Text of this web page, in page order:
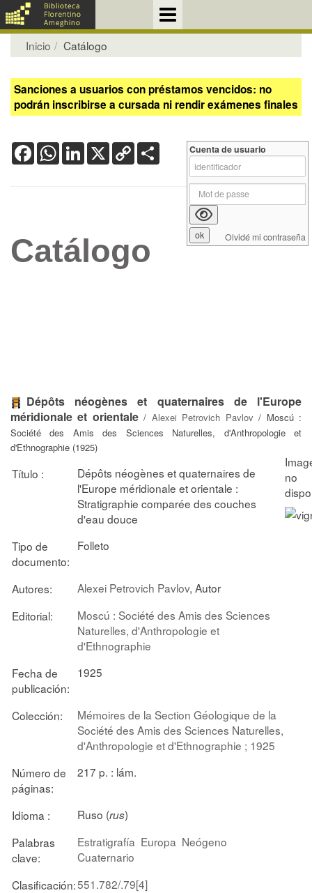
Inicio Catálogo
Sanciones a usuarios con préstamos vencidos: no
podrán inscribirse a cursada ni rendir exámenes finales
FacebookWhatsApp
LinkedIn
X Copy
Link
Catálogo
Dépôts néogènes et quaternaires de l'Europe
méridionale et orientale/ Alexei Petrovich Pavlov / Moscú :
Société des Amis des Sciences Naturelles, d'Anthropologie et
d'Ethnographie (1925)
Título :
Dépôts néogènes et quaternaires de
l'Europe méridionale et orientale :
Stratigraphie comparée des couches
d'eau douce
Tipo de
documento:
Folleto
Autores: Alexei Petrovich Pavlov, Autor
Editorial:
Moscú : Société des Amis des Sciences
Naturelles, d'Anthropologie et
d'Ethnographie
Fecha de
publicación:
1925
Colección:
Mémoires de la Section Géologique de la
Société des Amis des Sciences Naturelles,
d'Anthropologie et d'Ethnographie ; 1925
Número de
páginas:
217 p. : lám.
Idioma : Ruso (rus)
Palabras
clave:
Estratigrafía Europa Neógeno
Cuaternario
Clasificación:551.782/.79[4]
Cuenta de usuario
Olvidé mi contraseña